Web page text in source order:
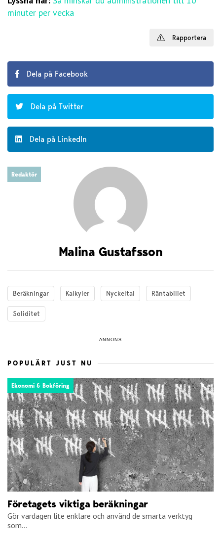
Dela på Facebook
Dela på Twitter
Dela på LinkedIn
Redaktör
Malina Gustafsson
Beräkningar Kalkyler Nyckeltal Räntabiliet
Soliditet
minuter per vecka
Rapportera
ANNONS
POPULÄRT JUST NU
Ekonomi & Bokföring
Företagets viktiga beräkningar
Gör vardagen lite enklare och använd de smarta verktyg
som...